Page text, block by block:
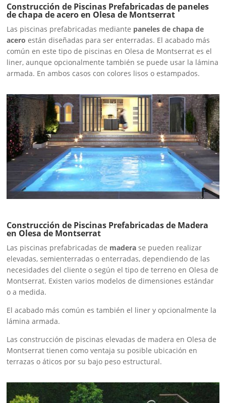
Construcción de Piscinas Prefabricadas de paneles
de chapa de acero en Olesa de Montserrat
Las piscinas prefabricadas mediante paneles de chapa de
acero están diseñadas para ser enterradas. El acabado más
común en este tipo de piscinas en Olesa de Montserrat es el
liner, aunque opcionalmente también se puede usar la lámina
armada. En ambos casos con colores lisos o estampados.
Construcción de Piscinas Prefabricadas de Madera
en Olesa de Montserrat
Las piscinas prefabricadas de madera se pueden realizar
elevadas, semienterradas o enterradas, dependiendo de las
necesidades del cliente o según el tipo de terreno en Olesa de
Montserrat. Existen varios modelos de dimensiones estándar
o a medida.
El acabado más común es también el liner y opcionalmente la
lámina armada.
Las construcción de piscinas elevadas de madera en Olesa de
Montserrat tienen como ventaja su posible ubicación en
terrazas o áticos por su bajo peso estructural.